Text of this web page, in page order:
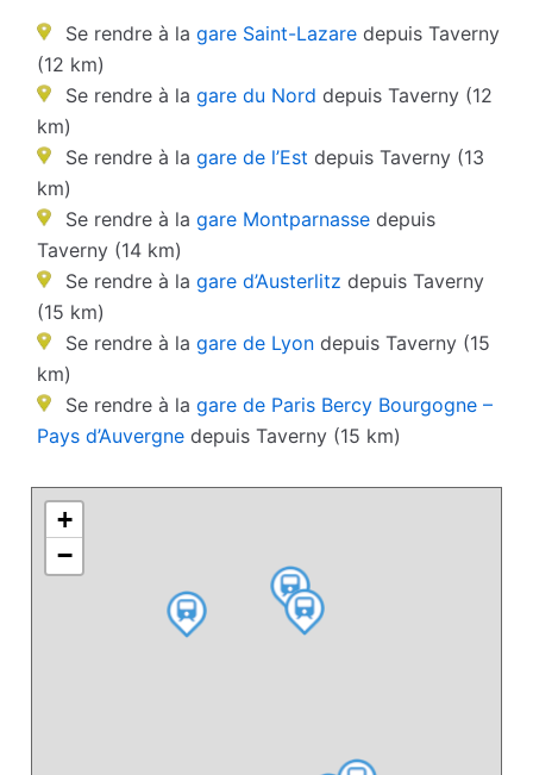
Se rendre à la gare Saint-Lazare depuis Taverny
(12 km)
Se rendre à la gare du Nord depuis Taverny (12
km)
Se rendre à la gare de l’Est depuis Taverny (13
km)
Se rendre à la gare Montparnasse depuis
Taverny (14 km)
Se rendre à la gare d’Austerlitz depuis Taverny
(15 km)
Se rendre à la gare de Lyon depuis Taverny (15
km)
Se rendre à la gare de Paris Bercy Bourgogne –
Pays d’Auvergne depuis Taverny (15 km)
+
−